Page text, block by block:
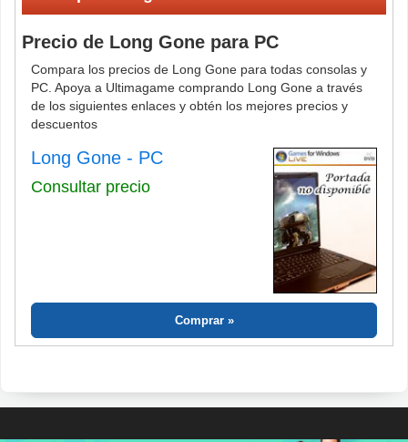
Precio de Long Gone para PC
Compara los precios de Long Gone para todas consolas y
PC. Apoya a Ultimagame comprando Long Gone a través
de los siguientes enlaces y obtén los mejores precios y
descuentos
Long Gone - PC
Consultar precio
Comprar